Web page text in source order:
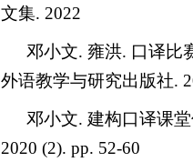
文集. 2022
邓小文. 雍洪. 口译比
外语教学与研究出版社.
邓小文. 建构口译课
2020 (2). pp. 52-60